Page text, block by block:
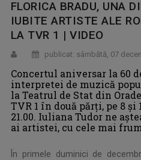
FLORICA BRADU, UNA
IUBITE ARTISTE ALE
LA TVR 1 | VIDEO
publicat: sâmbătă, 07
Concertul aniversar la 60
interpretei de muzică
la Teatrul de Stat din
TVR 1 în două părţi, pe 8 şi
21.00. Iuliana Tudor ne
ai artistei, cu cele mai
În primele duminici de